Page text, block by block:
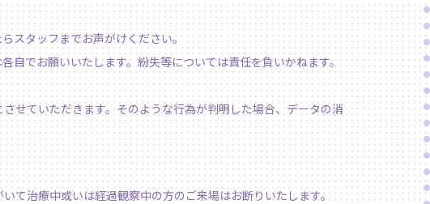
スタッフまでお声がけください。
自でお願いいたします。紛失等については責任を負いかねます。
せていただきます。そのような行為が判明した場合、データの消
て治療中或いは経過観察中の方のご来場はお断りいたします。